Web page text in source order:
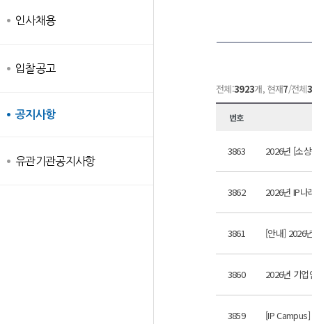
인사채용
입찰공고
공지사항
유관기관공지사항
전체:3923개, 현재7/전체
번호
3863 2026년 [소
3862 2026년 IP
3861 [안내] 2026
3860 2026년 기
3859 [IP